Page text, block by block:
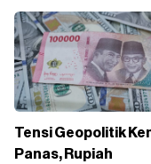
Tensi Geopolitik
Panas, Rupiah